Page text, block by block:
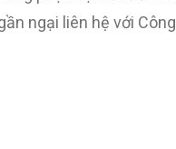
ngại liên hệ với